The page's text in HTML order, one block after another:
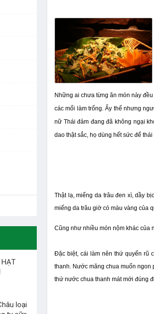
Những ai chưa từng ăn món này
các mối làm trống. Ấy thế nhưng
nữ Thái đảm đang đã không ngại
dao thật sắc, họ dùng hết sức để
Thật lạ, miếng da trâu đen xì, dầy
miếng da trâu giờ có màu vàng của
Cũng như nhiều món nộm khác của
Đặc biệt, cái làm nên thứ quyến rũ
thanh. Nước măng chua muốn
thứ nước chua thanh mát mới đúng
HẠT
loại